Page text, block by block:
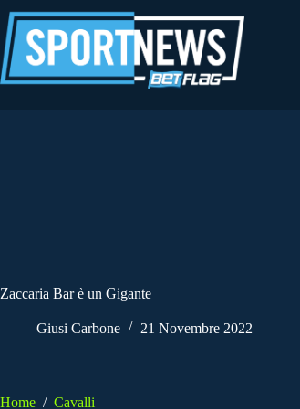
al
contenuto
Zaccaria Bar è un Gigante
Giusi Carbone 21 Novembre 2022
Home / Cavalli